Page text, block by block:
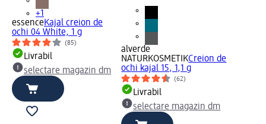
+1
essenceKajal creion de
ochi 04 White, 1 g
(85)
Livrabil
selectare magazin dm
alverde
NATURKOSMETIKCreion de
ochi kajal 15, 1,1 g
(62)
Livrabil
selectare magazin dm